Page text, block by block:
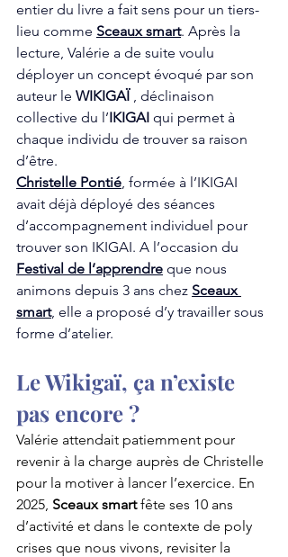
entier du livre a fait sens pour un tiers-
lieu comme Sceaux smart. Après la
lecture, Valérie a de suite voulu
déployer un concept évoqué par son
auteur le WIKIGAÏ , déclinaison
collective du l’IKIGAI qui permet à
chaque individu de trouver sa raison
d’être.
Christelle Pontié, formée à l’IKIGAI
avait déjà déployé des séances
d’accompagnement individuel pour
trouver son IKIGAI. A l’occasion du
Festival de l’apprendre que nous
animons depuis 3 ans chez Sceaux
smart, elle a proposé d’y travailler sous
forme d’atelier.
Le Wikigaï, ça n’existe
pas encore ?
Valérie attendait patiemment pour
revenir à la charge auprès de Christelle
pour la motiver à lancer l’exercice. En
2025, Sceaux smart fête ses 10 ans
d’activité et dans le contexte de poly
crises que nous vivons, revisiter la